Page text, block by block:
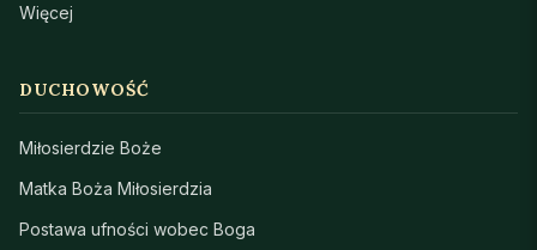
Więcej
DUCHOWOŚĆ
Miłosierdzie Boże
Matka Boża Miłosierdzia
Postawa ufności wobec Boga